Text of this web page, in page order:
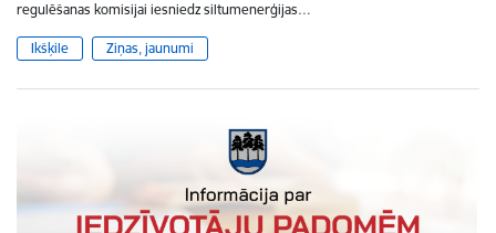
regulēšanas komisijai iesniedz siltumenerģijas…
Ikšķile Ziņas, jaunumi